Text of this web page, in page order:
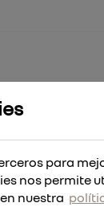
BIDON
para
nos permite
nuestra